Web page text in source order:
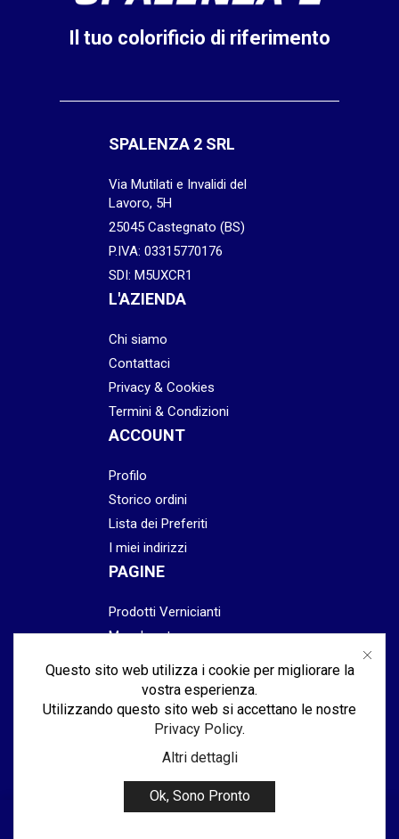
Il tuo colorificio di riferimento
SPALENZA 2 SRL
Via Mutilati e Invalidi del
Lavoro, 5H
25045 Castegnato (BS)
P.IVA: 03315770176
SDI: M5UXCR1
L'AZIENDA
Chi siamo
Contattaci
Privacy & Cookies
Termini & Condizioni
ACCOUNT
Profilo
Storico ordini
Lista dei Preferiti
I miei indirizzi
PAGINE
Prodotti Vernicianti
Mascheratura
Abrasivi
Lucidatura & Finitura
Attrezzatura
www.spalenza2srl.com
Questo sito web utilizza i cookie per migliorare la
vostra esperienza.
Utilizzando questo sito web si accettano le nostre
Privacy Policy.
Altri dettagli
Ok, Sono Pronto